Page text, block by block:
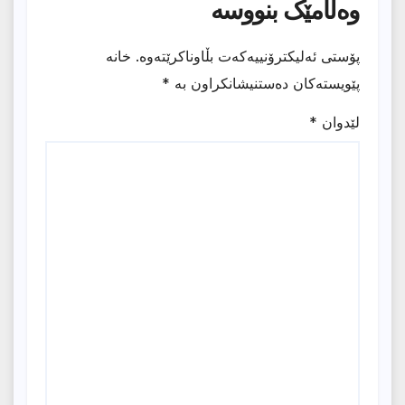
وەڵامێک بنووسە
پۆستی ئەلیکترۆنییەکەت بڵاوناکرێتەوە. خانە
پێویستەکان دەستنیشانکراون بە *
لێدوان *